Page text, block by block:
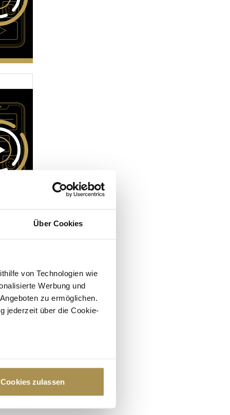
Über Cookies
von Technologien wie
Werbung und
zu ermöglichen.
jederzeit über die Cookie-
Präferenzen im
Cookies zulassen